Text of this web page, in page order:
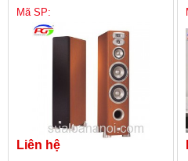
Mã SP:
Liên hệ